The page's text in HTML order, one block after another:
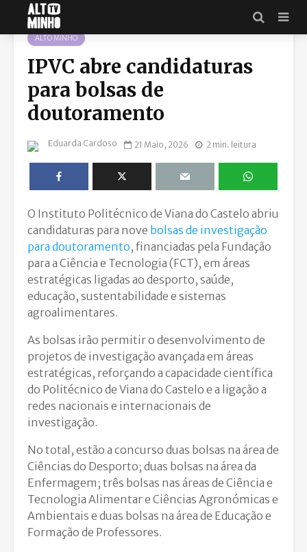
ALTO MINHO
IPVC abre candidaturas
para bolsas de
doutoramento
Eduarda Cardoso 21 Maio, 2026 2 min. leitura
O Instituto Politécnico de Viana do Castelo abriu
candidaturas para nove bolsas de investigação
para doutoramento, financiadas pela Fundação
para a Ciência e Tecnologia (FCT), em áreas
estratégicas ligadas ao desporto, saúde,
educação, sustentabilidade e sistemas
agroalimentares.
As bolsas irão permitir o desenvolvimento de
projetos de investigação avançada em áreas
estratégicas, reforçando a capacidade científica
do Politécnico de Viana do Castelo e a ligação a
redes nacionais e internacionais de
investigação.
No total, estão a concurso duas bolsas na área de
Ciências do Desporto; duas bolsas na área da
Enfermagem; três bolsas nas áreas de Ciência e
Tecnologia Alimentar e Ciências Agronómicas e
Ambientais e duas bolsas na área de Educação e
Formação de Professores.